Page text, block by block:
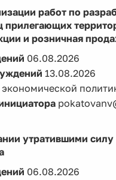
работ по
прилегающих
и розничная
06.08.2026
13.08.2026
утратившими
06.08.2026